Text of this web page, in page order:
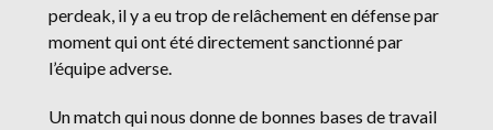
perdeak, il y a eu trop de relâchement en défense par
moment qui ont été directement sanctionné par
l’équipe adverse.
Un match qui nous donne de bonnes bases de travail